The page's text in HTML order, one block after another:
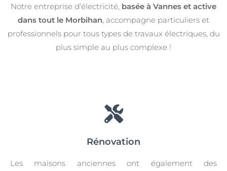
Notre entreprise d’électricité, basée à Vannes et active
dans tout le Morbihan , accompagne particuliers et
professionnels pour tous types de travaux électriques, du
plus simple au plus complexe !
Rénovation
Les maisons anciennes ont également des